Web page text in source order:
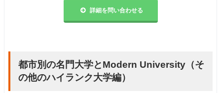
詳細を問い合わせる
都市別の名門大学とModern University（そ
の他のハイランク大学編）